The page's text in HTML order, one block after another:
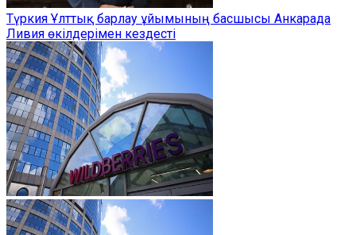
Түркия Ұлттық барлау ұйымының басшысы Анкарада
Ливия өкілдерімен кездесті